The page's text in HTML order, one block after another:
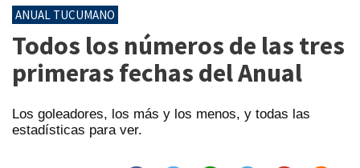
ANUAL TUCUMANO
Todos los números de las tres
primeras fechas del Anual
Los goleadores, los más y los menos, y todas las
estadísticas para ver.